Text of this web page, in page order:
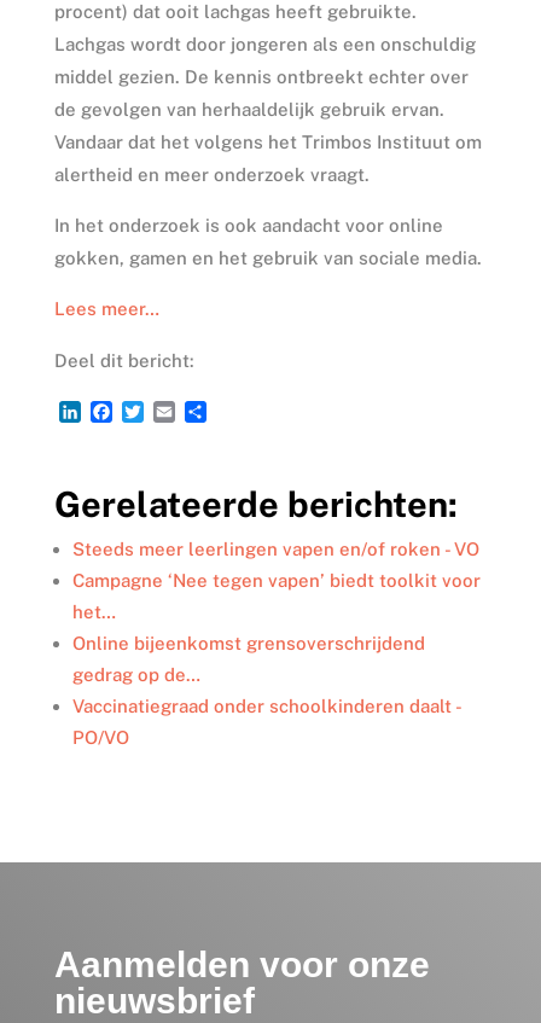
procent) dat ooit lachgas heeft gebruikte.
Lachgas wordt door jongeren als een onschuldig
middel gezien. De kennis ontbreekt echter over
de gevolgen van herhaaldelijk gebruik ervan.
Vandaar dat het volgens het Trimbos Instituut om
alertheid en meer onderzoek vraagt.
In het onderzoek is ook aandacht voor online
gokken, gamen en het gebruik van sociale media.
Lees meer…
Deel dit bericht:
L
e
d
I
n
F
b
o
o
k
T
t
e
r
E
l
D
n
Gerelateerde berichten:
Steeds meer leerlingen vapen en/of roken - VO
Campagne ‘Nee tegen vapen’ biedt toolkit voor
het…
Online bijeenkomst grensoverschrijdend
gedrag op de…
Vaccinatiegraad onder schoolkinderen daalt -
PO/VO
Aanmelden voor onze
nieuwsbrief